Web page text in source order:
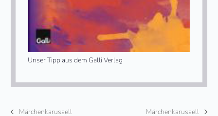
Unser Tipp aus dem Galli Verlag
Märchenkarussell Märchenkarussell